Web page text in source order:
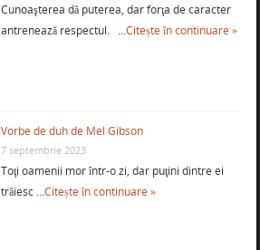
Cunoaşterea dă puterea, dar forţa de caracter
antrenează respectul. …Citește în continuare »
Vorbe de duh de Mel Gibson
7 septembrie 2023
Toţi oamenii mor într-o zi, dar puţini dintre ei
trăiesc …Citește în continuare »